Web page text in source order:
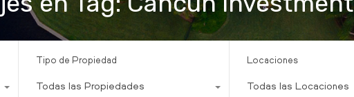
Tipo de Propiedad
Todas las Propiedades
Locaciones
Todas las Locaciones